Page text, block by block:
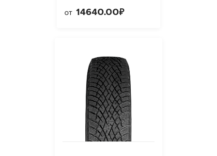
от 14640.00₽
Ikon Autograph Snow 5
195/55 R 16 91T XL